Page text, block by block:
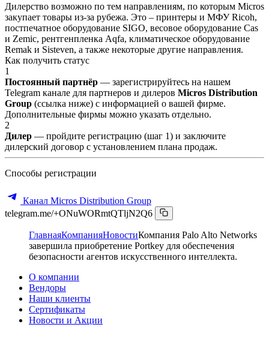
Дилерство возможно по тем направлениям, по которым Micros
закупает товары из-за рубежа. Это – принтеры и МФУ Ricoh,
постпечатное оборудование SIGO, весовое оборудование Cas
и Zemic, рентгенпленка Aqfa, климатическое оборудование
Remak и Sisteven, а также некоторые другие направления.
Как получить статус
1
Постоянный партнёр — зарегистрируйтесь на нашем
Telegram канале для партнеров и дилеров Micros Distribution
Group (ссылка ниже) с информацией о вашей фирме.
Дополнительные фирмы можно указать отдельно.
2
Дилер — пройдите регистрацию (шаг 1) и заключите
дилерский договор с установлением плана продаж.
Способы регистрации
Канал Micros Distribution Group
telegram.me/+ONuWORmtQTljN2Q6
ГлавнаяКомпанияНовостиКомпания Palo Alto Networks
завершила приобретение Portkey для обеспечения
безопасности агентов искусственного интеллекта.
О компании
Вендоры
Наши клиенты
Сертификаты
Новости и Акции